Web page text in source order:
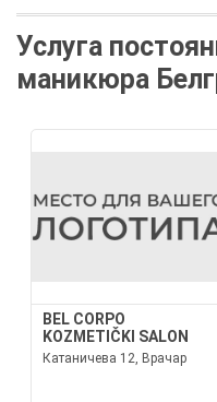
Услуга
маникюра
BEL CORPO
KOZMETIČKI SALON
Катаничева 12, Врачар